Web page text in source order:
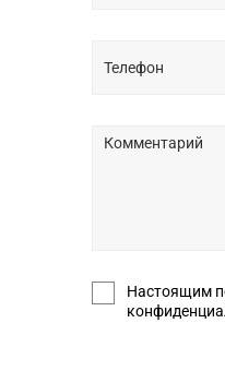
Настоящим